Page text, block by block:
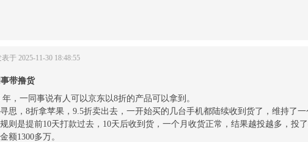
表于 2025-11-30 18:48:55
带撸货
年，一同事说有人可以京东以8折的产品可以拿到。
思，8折拿苹果，9.5折卖出去，一开始买的几台手机都陆续收到货了，维持了一
则是提前10天打款过去，10天后收到货，一个月收货正常，结果越投越多，投
额1300多万。